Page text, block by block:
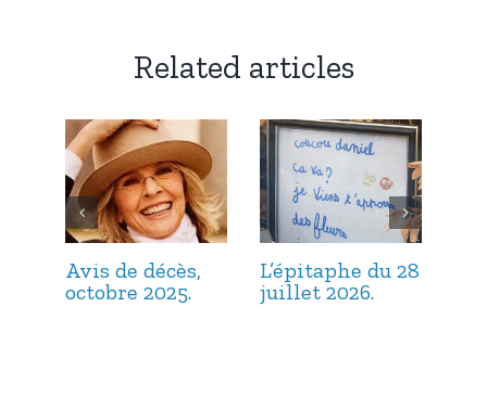
Related articles
Avis de décès,
octobre 2025.
L’épitaphe du 28
juillet 2026.